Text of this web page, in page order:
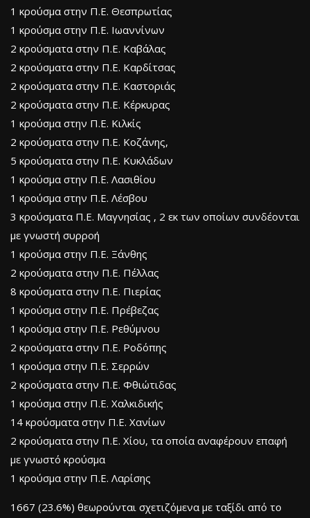
1 κρούσμα στην Π.Ε. Θεσπρωτίας
1 κρούσμα στην Π.Ε. Ιωαννίνων
2 κρούσματα στην Π.Ε. Καβάλας
2 κρούσματα στην Π.Ε. Καρδίτσας
2 κρούσματα στην Π.Ε. Καστοριάς
2 κρούσματα στην Π.Ε. Κέρκυρας
1 κρούσμα στην Π.Ε. Κιλκίς
2 κρούσματα στην Π.Ε. Κοζάνης,
5 κρούσματα στην Π.Ε. Κυκλάδων
1 κρούσμα στην Π.Ε. Λασιθίου
1 κρούσμα στην Π.Ε. Λέσβου
3 κρούσματα Π.Ε. Μαγνησίας , 2 εκ των οποίων συνδέονται
με γνωστή συρροή
1 κρούσμα στην Π.Ε. Ξάνθης
2 κρούσματα στην Π.Ε. Πέλλας
8 κρούσματα στην Π.Ε. Πιερίας
1 κρούσμα στην Π.Ε. Πρέβεζας
1 κρούσμα στην Π.Ε. Ρεθύμνου
2 κρούσματα στην Π.Ε. Ροδόπης
1 κρούσμα στην Π.Ε. Σερρών
2 κρούσματα στην Π.Ε. Φθιώτιδας
1 κρούσμα στην Π.Ε. Χαλκιδικής
14 κρούσματα στην Π.Ε. Χανίων
2 κρούσματα στην Π.Ε. Χίου, τα οποία αναφέρουν επαφή
με γνωστό κρούσμα
1 κρούσμα στην Π.Ε. Λαρίσης
1667 (23.6%) θεωρούνται σχετιζόμενα με ταξίδι από το